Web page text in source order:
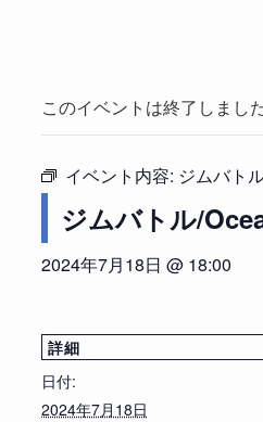
このイベントは終了しました
イベント内容: ジムバト
ジムバトル/
2024年7月18日 @ 18:00
詳細
日付:
2024年7月18日